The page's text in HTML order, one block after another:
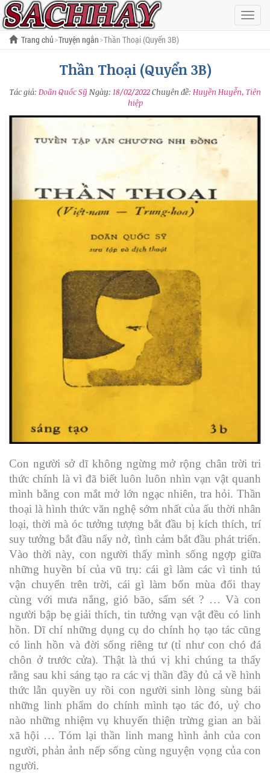
Hiện
menu
Trang chủ Truyện ngắn Thần Thoại (Quyển 3B)
Thần Thoại (Quyển 3B)
Tác giả: Doãn Quốc Sỹ Ngày: 18/02/2022Chuyên đề: Huyền Huyễn, Tiên
hiệp
Con người sở dĩ không ngừng mở rộng chân trời tri
thức chính là vì đã biết luôn luôn nhìn vạn vật quanh
mình bằng con mắt mở lớn ngạc nhiên, tra hỏi. Thần
thoại là hình thức văn nghệ sớm nhất của ấu thời nhân
loại, thời mà óc tưởng tượng bắt đầu bị kích thích, trí
suy tưởng bắt đầu nẩy nở, tình cảm bắt đầu phát triển.
Vào thời này, con người thấy mình sống ngợp giữa
những huyền bí của vũ trụ: cái gì làm các vì tinh tú
vận chuyển trên trời, cái gì làm bốn mùa đổi thay
cùng với mưa nắng, gió bão, sấm sét ? … Và con
người bập bẹ giải thích, tin tưởng vạn vật đều có linh
hồn. Dĩ chí những dụng cụ do chính họ tạo tác cũng
có linh hồn và đời sống riêng tư (tỉ như con chó đá
chôn ở trước cửa). Thật là thú vị khi chúng ta thấy
rằng sau khi sáng tạo ra các vị thần đầy đủ cả về hình
thức lẫn quyền uy rồi con người sinh lòng sùng bái
những linh phẩm do chính mình tạo tác đó, uỷ cho
nào những nhiệm vụ khuyến thiện trừng gian an bài
xã hội … Tóm lại thần linh mang hình ảnh của con
người, phản ảnh nếp sống cùng nguyện vọng của con
người.